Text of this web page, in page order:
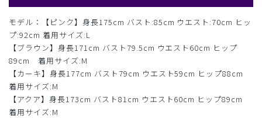
モデル：【ピンク】身長175cm バスト:85cm ウエスト:70cm ヒッ
プ:92cm 着用サイズ:L
【ブラウン】身長171cm バスト79.5cm ウエスト60cm ヒップ
89cm 着用サイズ:M
【カーキ】身長177cm バスト79cm ウエスト59cm ヒップ88cm
着用サイズ:M
【アクア】身長173cm バスト81cm ウエスト60cm ヒップ89cm
着用サイズ:M